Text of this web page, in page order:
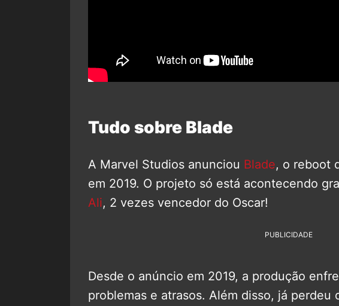
Tudo sobre Blade
A Marvel Studios anunciou Blade, o reboot
em 2019. O projeto só está acontecendo
Ali, 2 vezes vencedor do Oscar!
PUBLICIDADE
Desde o anúncio em 2019, a produção
problemas e atrasos. Além disso, já